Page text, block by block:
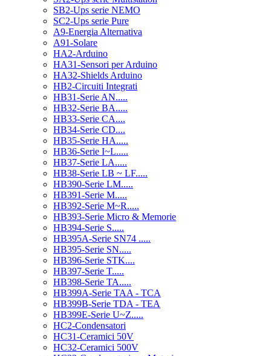
SB2-Ups serie NEMO
SC2-Ups serie Pure
A9-Energia Alternativa
A91-Solare
HA2-Arduino
HA31-Sensori per Arduino
HA32-Shields Arduino
HB2-Circuiti Integrati
HB31-Serie AN.....
HB32-Serie BA.....
HB33-Serie CA....
HB34-Serie CD....
HB35-Serie HA.....
HB36-Serie I~L.....
HB37-Serie LA.....
HB38-Serie LB ~ LF.....
HB390-Serie LM.....
HB391-Serie M.....
HB392-Serie M~R.....
HB393-Serie Micro & Memorie
HB394-Serie S.....
HB395A-Serie SN74 .....
HB395-Serie SN.....
HB396-Serie STK....
HB397-Serie T.....
HB398-Serie TA.....
HB399A-Serie TAA - TCA
HB399B-Serie TDA - TEA
HB399E-Serie U~Z.....
HC2-Condensatori
HC31-Ceramici 50V
HC32-Ceramici 500V